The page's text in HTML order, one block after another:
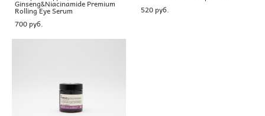
Ginseng&Niacinamide Premium
Rolling Eye Serum
700 pуб.
520 pуб.